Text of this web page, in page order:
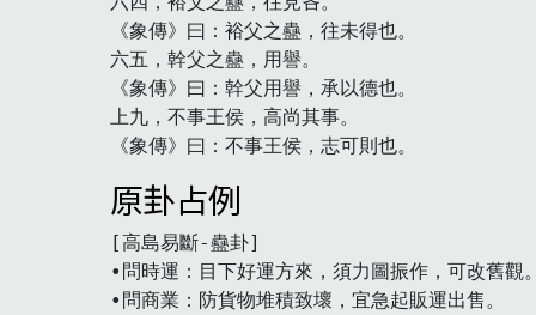
《象傳》曰：裕父之蠱，往未得也。
六五，幹父之蠱，用譽。
《象傳》曰：幹父用譽，承以德也。
上九，不事王侯，高尚其事。
《象傳》曰：不事王侯，志可則也。
原卦占例
[高島易斷-蠱卦]
•問時運：目下好運方來，須力圖振作，可改舊觀
•問商業：防貨物堆積致壞，宜急起販運出售。